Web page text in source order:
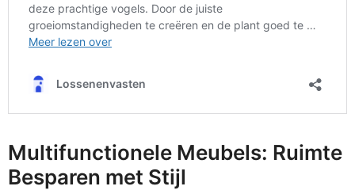
Multifunctionele Meubels: Ruimte
Besparen met Stijl